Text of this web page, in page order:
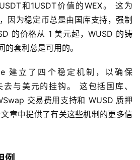
和1USDT价值的WEX。 这为
因为稳定币总是由国库支持，强制
的价格从 1 美元起，WUSD 的铸
套利总是可用的。
建立了四个稳定机制，以确保
与美元的挂钩。 这包括国库、
交易费用支持和 WUSD 质押
章中提供了有关这些机制的更多信